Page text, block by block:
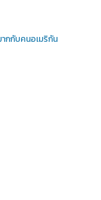
ากกับคนอเมริกัน